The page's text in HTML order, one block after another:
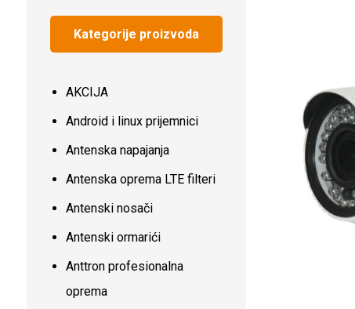
Kategorije proizvoda
AKCIJA
Android i linux prijemnici
Antenska napajanja
Antenska oprema LTE filteri
Antenski nosači
Antenski ormarići
Anttron profesionalna
oprema